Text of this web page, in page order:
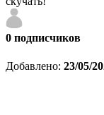
0 подписчиков
Добавлено: 23/05/